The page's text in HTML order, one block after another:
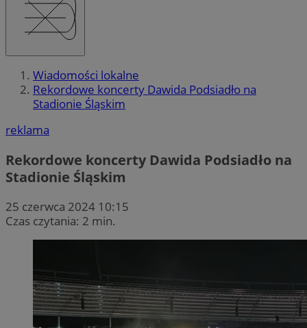
Wiadomości lokalne
Rekordowe koncerty Dawida Podsiadło na
Stadionie Śląskim
reklama
Rekordowe koncerty Dawida Podsiadło na
Stadionie Śląskim
25 czerwca 2024 10:15
Czas czytania: 2 min.